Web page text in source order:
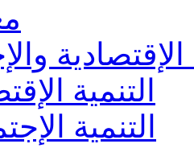
الإقتصادية
التنمية
التنمية